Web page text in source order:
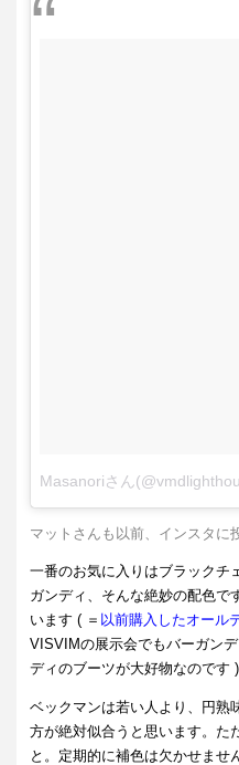
Masanoriさん
マットさんも以前、インスタに
一番のお気に入りはブラックチ
ガンディ、そんな絶妙の配色で
います ( ＝ 以前購入したオール
VISVIMの展示会でもバーガン
ディのブーツが大好物なのです )
ベックマンは若い人より、円熟
方が絶対似合うと思います。た
と。定期的に補色は欠かせませ